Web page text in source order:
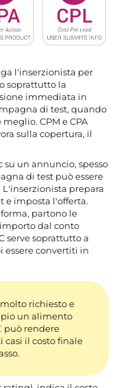
l'inserzionista per
soprattutto la
immediata in
di test, quando
CPM e CPA
sulla copertura, il
su un annuncio, spesso
di test può essere
prepara
e imposta l'offerta.
partono le
dal conto
serve soprattutto a
essere convertiti in
molto richiesto e
un alimento
può rendere
casi il costo finale